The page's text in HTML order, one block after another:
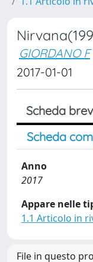
GIORDANO F
2017-01-01
Scheda
Scheda
Anno
2017
Appare nelle
1.1 Articolo in
File in questo